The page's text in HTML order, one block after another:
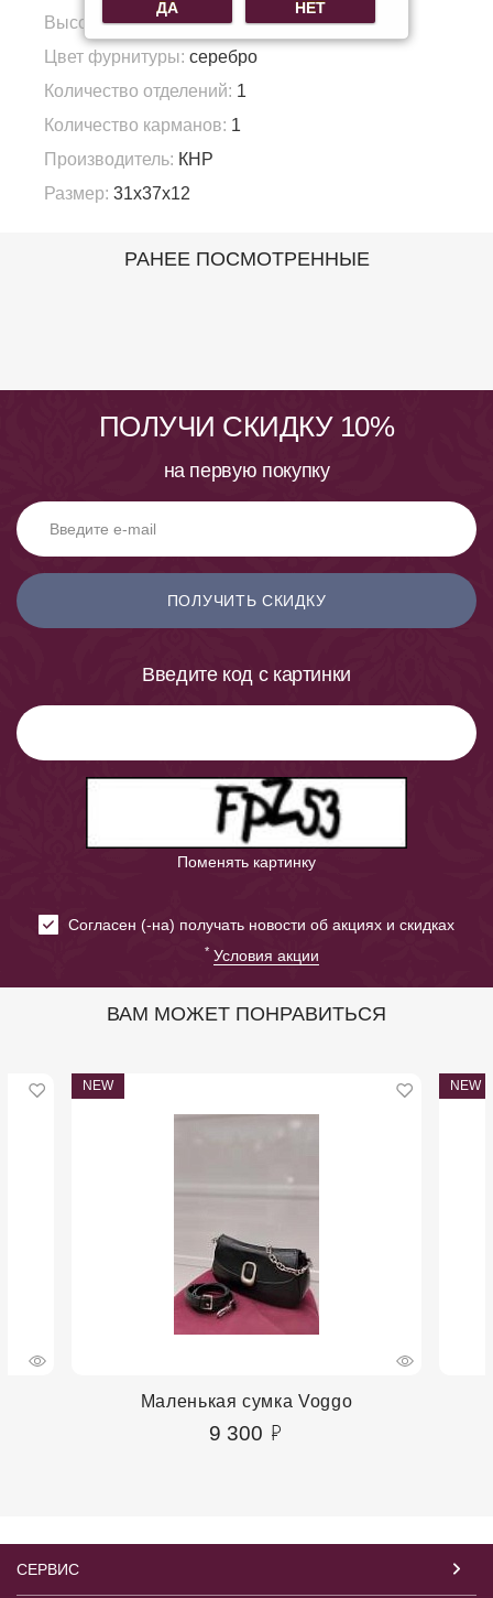
Высота ручки:24
Цвет фурнитуры: серебро
Количество отделений: 1
Количество карманов: 1
Производитель: КНР
Размер: 31х37х12
РАНЕЕ ПОСМОТРЕННЫЕ
ПОЛУЧИ СКИДКУ 10%
на первую покупку
ПОЛУЧИТЬ СКИДКУ
Введите код с картинки
Поменять картинку
Cогласен (-на) получать новости об акциях и скидках
* Условия акции
ВАМ МОЖЕТ ПОНРАВИТЬСЯ
NEW
Маленькая сумка Voggo
9 300
NEW
СЕРВИС
ДА НЕТ